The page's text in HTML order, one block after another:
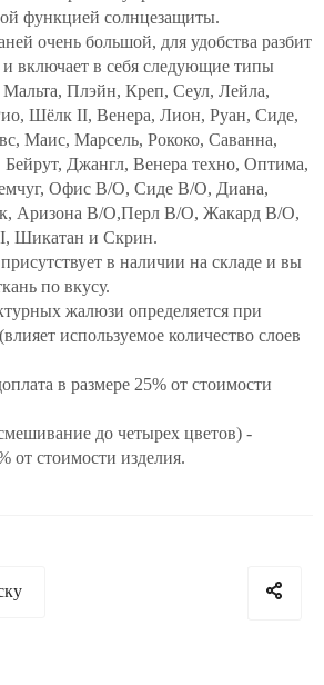
функцией солнцезащиты.
очень большой, для удобства разбит
включает в себя следующие типы
Плэйн, Креп, Сеул, Лейла,
Шёлк II, Венера, Лион, Руан, Сиде,
Маис, Марсель, Рококо, Саванна,
Джангл, Венера техно, Оптима,
Офис В/О, Сиде В/О, Диана,
Аризона В/О,Перл В/О, Жакард В/О,
Шикатан и Скрин.
в наличии на складе и вы
по вкусу.
жалюзи определяется при
используемое количество слоев
в размере 25% от стоимости
до четырех цветов) -
от стоимости изделия.